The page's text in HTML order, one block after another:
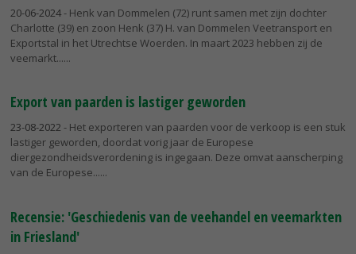
20-06-2024- Henk van Dommelen (72) runt samen met zijn dochter
Charlotte (39) en zoon Henk (37) H. van Dommelen Veetransport en
Exportstal in het Utrechtse Woerden. In maart 2023 hebben zij de
veemarkt...
Export van paarden is lastiger geworden
23-08-2022 - Het exporteren van paarden voor de verkoop is een stuk
lastiger geworden, doordat vorig jaar de Europese
diergezondheidsverordening is ingegaan. Deze omvat aanscherping
van de Europese...
Recensie: 'Geschiedenis van de veehandel en veemarkten
in Friesland'